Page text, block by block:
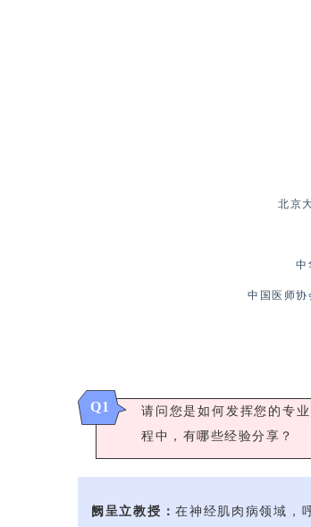
北京
中
中国医师协
Q1
请问您是如何发挥您的专
程中，有哪些经验分享？
阙呈立教授：在神经肌肉病领域，